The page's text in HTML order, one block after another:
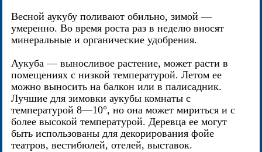
Весной аукубу поливают обильно, зимой —
умеренно. Во время роста раз в неделю вносят
минеральные и органические удобрения.
Аукуба — выносливое растение, может расти в
помещениях с низкой температурой. Летом ее
можно выносить на балкон или в палисадник.
Лучшие для зимовки аукубы комнаты с
температурой 8—10°, но она может мириться и с
более высокой температурой. Деревца ее могут
быть использованы для декорирования фойе
театров, вестибюлей, отелей, выставок.